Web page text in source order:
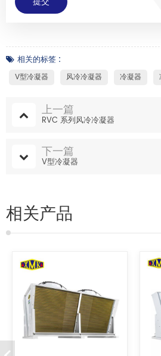
相关的标签 :
V型冷凝器 风冷冷凝器 冷凝器
上一篇
RVC 系列风冷冷凝器
下一篇
V型冷凝器
相关产品